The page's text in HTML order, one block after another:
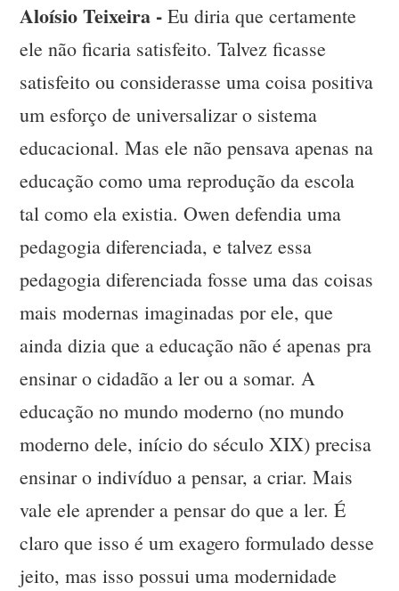
Aloísio Teixeira - Eu diria que certamente
ele não ficaria satisfeito. Talvez ficasse
satisfeito ou considerasse uma coisa positiva
um esforço de universalizar o sistema
educacional. Mas ele não pensava apenas na
educação como uma reprodução da escola
tal como ela existia. Owen defendia uma
pedagogia diferenciada, e talvez essa
pedagogia diferenciada fosse uma das coisas
mais modernas imaginadas por ele, que
ainda dizia que a educação não é apenas pra
ensinar o cidadão a ler ou a somar. A
educação no mundo moderno (no mundo
moderno dele, início do século XIX) precisa
ensinar o indivíduo a pensar, a criar. Mais
vale ele aprender a pensar do que a ler. É
claro que isso é um exagero formulado desse
jeito, mas isso possui uma modernidade